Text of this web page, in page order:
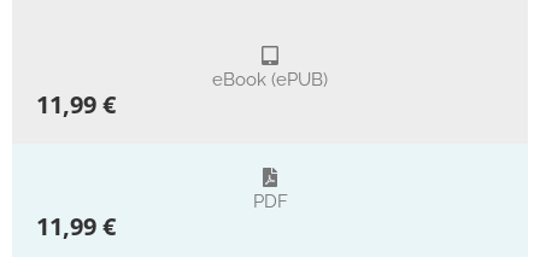
eBook (ePUB)
11,99 €
PDF
11,99 €